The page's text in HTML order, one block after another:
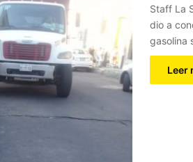
Staff La
dio a
gasolina
Leer